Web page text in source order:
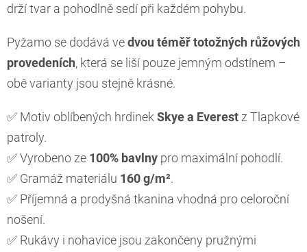
drží tvar a pohodlně sedí při každém pohybu.
Pyžamo se dodává vedvou téměř totožných růžových
provedeních, která se liší pouze jemným odstínem –
obě varianty jsou stejně krásné.
✅ Motiv oblíbených hrdinek Skye a Everest z Tlapkové
patroly.
✅ Vyrobeno ze 100% bavlny pro maximální pohodlí.
✅ Gramáž materiálu 160 g/m².
✅ Příjemná a prodyšná tkanina vhodná pro celoroční
nošení.
✅ Rukávy i nohavice jsou zakončeny pružnými